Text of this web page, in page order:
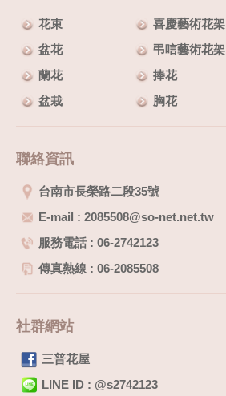
花束
盆花
蘭花
盆栽
喜慶藝術花架
弔唁藝術花架
捧花
胸花
聯絡資訊
台南市長榮路二段35號
E-mail : 2085508@so-net.net.tw
服務電話 : 06-2742123
傳真熱線 : 06-2085508
社群網站
三普花屋
LINE ID : @s2742123